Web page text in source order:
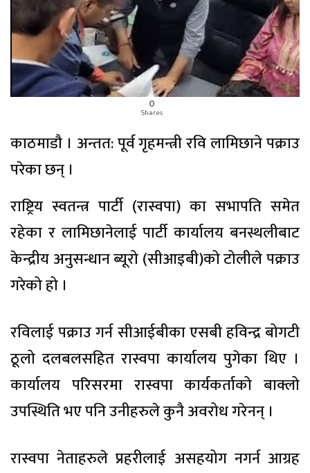
0
Shares
काठमाडाै । अन्तत: पूर्व गृहमन्त्री रवि लामिछाने पक्राउ
परेका छन् ।
राष्ट्रिय स्वतन्त्र पार्टी (रास्वपा) का सभापति समेत
रहेका र लामिछानेलाई पार्टी कार्यालय बनस्थलीबाट
केन्द्रीय अनुसन्धान ब्यूरो (सीआइबी)को टोलीले पक्राउ
गरेको हो ।
रविलाई पक्राउ गर्न सीआईबीका एसबी हविन्द्र बोगटी
ठूलो दलबलसहित रास्वपा कार्यालय पुगेका थिए ।
कार्यालय परिसरमा रास्वपा कार्यकर्ताको बाक्लो
उपस्थिति भए पनि उनीहरुले कुनै अवरोध गरेनन् ।
रास्वपा नेताहरुले प्रहरीलाई असहयोग नगर्न आग्रह